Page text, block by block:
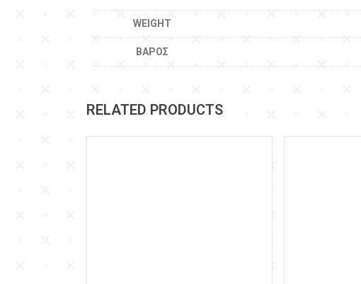
WEIGHT
ΒΆΡΟΣ
RELATED PRODUCTS